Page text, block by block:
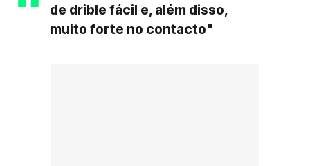
de drible fácil e, além disso,
muito forte no contacto"